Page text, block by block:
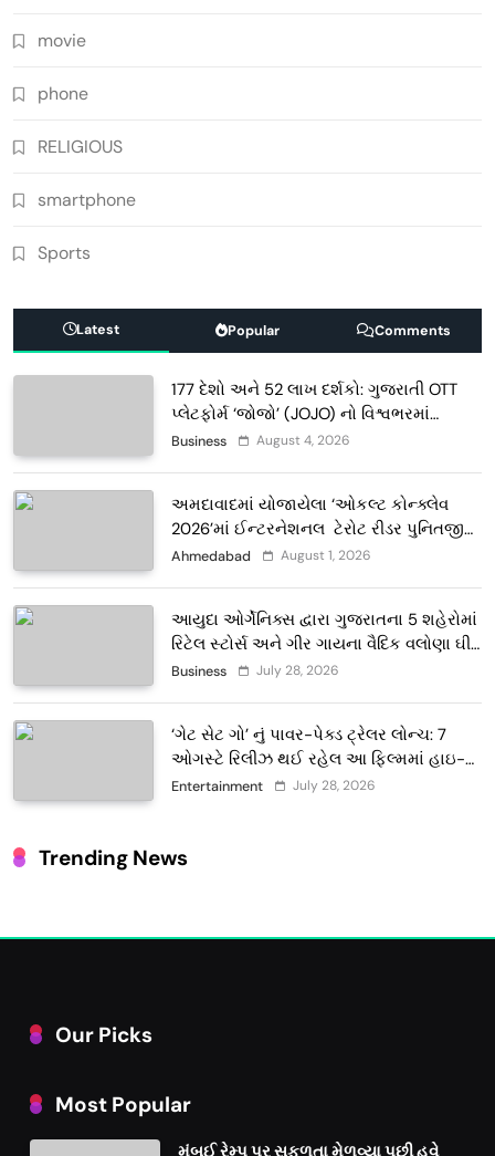
movie
phone
RELIGIOUS
smartphone
Sports
Latest Popular Comments
177 દેશો અને 52 લાખ દર્શકો: ગુજરાતી OTT
પ્લેટફોર્મ ‘જોજો’ (JOJO) નો વિશ્વભરમાં
દબદબો
Business August 4, 2026
અમદાવાદમાં યોજાયેલા ‘ઓકલ્ટ કોન્ક્લેવ
2026’માં ઈન્ટરનેશનલ ટેરોટ રીડર પુનિતજી
લુલ્લા એ ટેરોટ કાર્ડ રીડિંગ અંગે માહિતી આપી
Ahmedabad August 1, 2026
આયુદા ઓર્ગેનિક્સ દ્વારા ગુજરાતના 5 શહેરોમાં
રિટેલ સ્ટોર્સ અને ગીર ગાયના વૈદિક વલોણા ઘી-
દૂધની શુદ્ધ સેવાઓ સાથે વ્યાપક વિસ્તરણ
Business July 28, 2026
‘ગેટ સેટ ગો’ નું પાવર-પેક્ડ ટ્રેલર લોન્ચ: 7
ઓગસ્ટે રિલીઝ થઈ રહેલ આ ફિલ્મમાં હાઇ-
ટેક VFX જોવા મળશે
Entertainment July 28, 2026
Trending News
Our Picks
Most Popular
મુંબઈ રેમ્પ પર સફળતા મેળવ્યા પછી હવે